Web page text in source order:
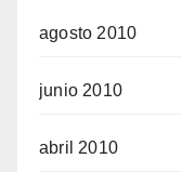
agosto 2010
junio 2010
abril 2010